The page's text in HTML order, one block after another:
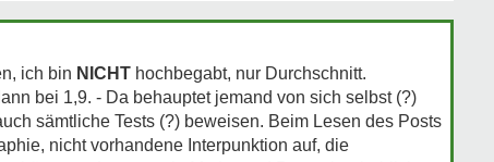
ich bin NICHT hochbegabt, nur Durchschnitt.
bei 1,9. - Da behauptet jemand von sich selbst (?)
sämtliche Tests (?) beweisen. Beim Lesen des Posts
nicht vorhandene Interpunktion auf, die